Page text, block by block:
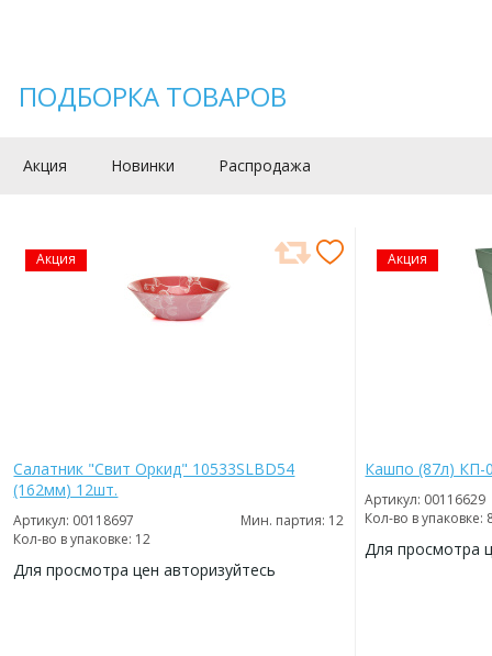
ПОДБОРКА ТОВАРОВ
Акция Новинки Распродажа
Акция
Салатник "Свит Оркид" 10533SLBD54
(162мм) 12шт.
Артикул: 00118697
Мин. партия: 12
Кол-во в упаковке: 12
Для просмотра цен авторизуйтесь
Акция
Кашпо (87л) КП-
Артикул: 00116629
Кол-во в упаковке:
Для просмотра